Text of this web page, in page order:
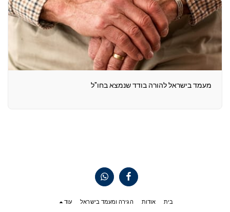
מעמד בישראל להורה בודד שנמצא בחו"ל
בית אודות הגירה ומעמד בישראל עוד